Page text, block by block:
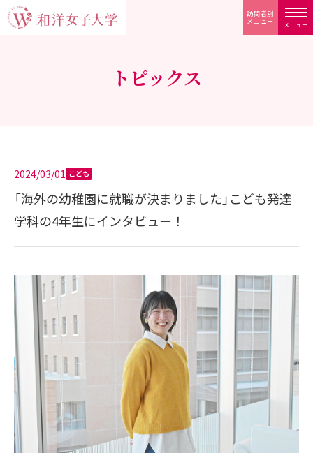
メニュー
訪問者別
メニュー
トピックス
2024/03/01 こども
「海外の幼稚園に就職が決まりました」こども発達
学科の4年生にインタビュー！